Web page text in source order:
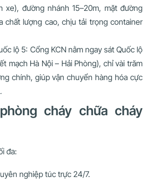
xe), đường nhánh 15–20m, mặt đường
chất lượng cao, chịu tải trọng container
lộ 5: Cổng KCN nằm ngay sát Quốc lộ
mạch Hà Nội – Hải Phòng), chỉ vài trăm
chính, giúp vận chuyển hàng hóa cực
cháy chữa cháy
đa:
nghiệp túc trực 24/7.